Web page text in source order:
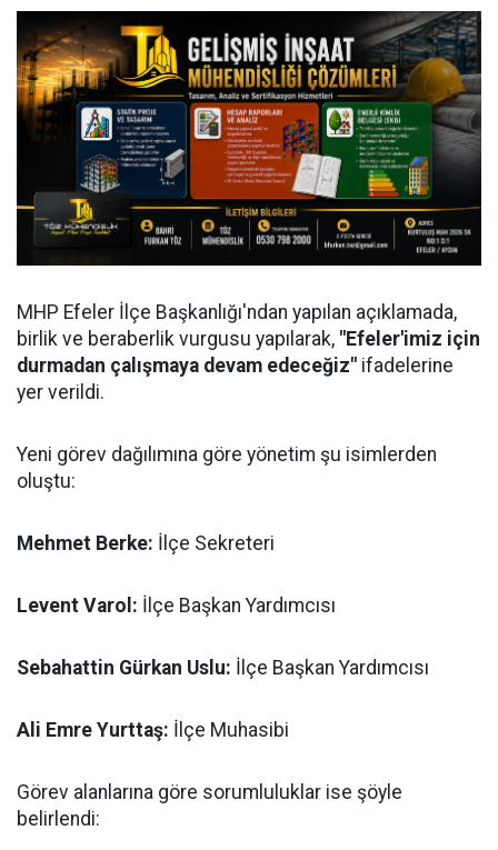
MHP Efeler İlçe Başkanlığı'ndan yapılan açıklamada,
birlik ve beraberlik vurgusu yapılarak, "Efeler'imiz için
durmadan çalışmaya devam edeceğiz" ifadelerine
yer verildi.
Yeni görev dağılımına göre yönetim şu isimlerden
oluştu:
Mehmet Berke: İlçe Sekreteri
Levent Varol: İlçe Başkan Yardımcısı
Sebahattin Gürkan Uslu: İlçe Başkan Yardımcısı
Ali Emre Yurttaş: İlçe Muhasibi
Görev alanlarına göre sorumluluklar ise şöyle
belirlendi: